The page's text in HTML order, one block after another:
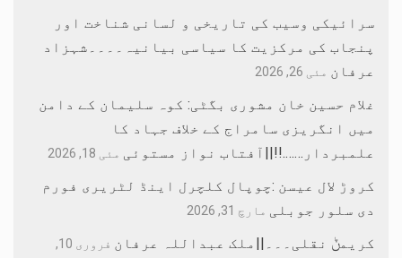
سرائیکی وسیب کی تاریخی و لسانی شناخت اور
پنجاب کی مرکزیت کا سیاسی بیانیہ۔۔۔۔شہزاد
عرفان مئی 26, 2026
غلام حسین خان مشوری بگٹی: کوہ سلیمان کے دامن
میں انگریزی سامراج کے خلاف جہاد کا
علمبردار…….!!||آفتاب نواز مستوئی مئی 18, 2026
کروڑ لال عیسن :چوپال کلچرل اینڈ لٹریری فورم
دی سلور جوبلی مارچ 31, 2026
کریمݨ نقلی۔۔۔||ملک عبداللہ عرفان فروری 10,